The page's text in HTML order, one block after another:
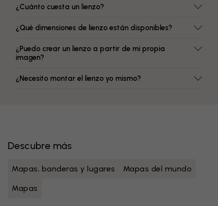
¿Cuánto cuesta un lienzo?
¿Qué dimensiones de lienzo están disponibles?
¿Puedo crear un lienzo a partir de mi propia
imagen?
¿Necesito montar el lienzo yo mismo?
Descubre más
Mapas, banderas y lugares Mapas del mundo
Mapas